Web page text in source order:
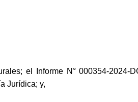
el Informe N° 000354-2024-
Jurídica; y,